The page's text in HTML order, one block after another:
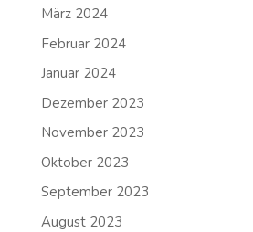
März 2024
Februar 2024
Januar 2024
Dezember 2023
November 2023
Oktober 2023
September 2023
August 2023